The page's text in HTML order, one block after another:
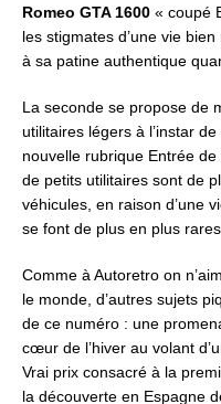
Romeo GTA 1600 « coupé
les stigmates d’une vie
à sa patine authentique
La seconde se propose de
utilitaires légers à l’instar de
nouvelle rubrique Entrée
de petits utilitaires sont de
véhicules, en raison d’une
se font de plus en plus
Comme à Autoretro on
le monde, d’autres sujets
de ce numéro : une
cœur de l’hiver au volant
Vrai prix consacré à la
la découverte en Espagne